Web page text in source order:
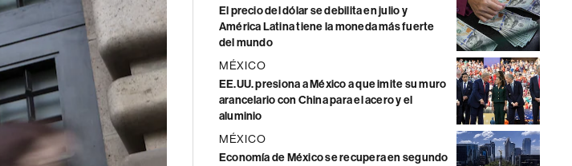
El precio del dólar se debilita en julio y
América Latina tiene la moneda más fuerte
del mundo
MÉXICO
EE.UU. presiona a México a que imite su muro
arancelario con China para el acero y el
aluminio
MÉXICO
Economía de México se recupera en segundo